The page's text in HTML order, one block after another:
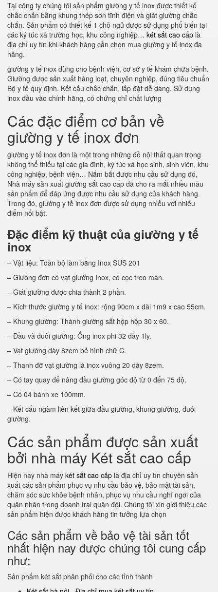
Tại công ty chúng tôi sản phẩm giường y tế inox được thiết kế
chắc chắn bằng khung thép sơn tĩnh điện và giát giường chắc
chắn. Sản phẩm có thiết kế 1 chỗ ngủ được sử dụng phổ biến tại
các ký túc xá trường học, khu công nghiệp… két sắt cao cấp là
địa chỉ uy tín khi khách hàng cần chọn mua giường y tế inox đa
năng.
giường y tế inox dùng cho bệnh viện, cơ sở y tế khám chữa bệnh.
Giường được sản xuất hàng loạt, chuyên nghiệp, đúng tiêu chuẩn
Bộ y tế quy định. Kết cấu chắc chắn, lắp đặt dễ dàng. Sử dụng
inox đầu vào chính hãng, có chứng chỉ chất lượng
Các đặc điểm cơ bản về
giường y tế inox đơn
giường y tế inox đơn là một trong những đồ nội thất quan trọng
không thể thiếu tại các gia đình, ký túc xá học sinh, sinh viên, khu
công nghiệp, bệnh viện… Nắm bắt được nhu cầu sử dụng đó,
Nhà máy sản xuất giường sắt cao cấp đã cho ra mắt nhiều mẫu
sản phẩm để đáp ứng được nhu cầu sử dụng của khách hàng.
Trong đó, giường y tế inox đơn được sử dụng nhiều với nhiều
điểm nổi bật.
Đặc điểm kỹ thuật của giường y tế
inox
– Vật liệu: Toàn bộ làm bằng Inox SUS 201
– Giường đơn có vạt giường Inox, có cọc treo màn.
– Giát giường được chia thành 2 phần.
– Kích thước giường y tế inox: rộng 90cm x dài 1m9 x cao 55cm.
– Khung giường: Thành giường sắt hộp hộp 30 x 60.
– Đầu và đuôi giường: Ống inox phi 32 dày 1ly.
– Vạt giường dày 8zem bẻ hình chữ C.
– Thanh đỡ vạt giường là inox vuông 20 dày 8zem.
– Có tay quay để nâng đầu giường góc độ từ 0 đến 75 độ.
– Có 04 bánh xe 100mm.
– Kết cấu ngàm liên kết giữa đầu giường, khung giường, đuôi
giường.
Các sản phẩm được sản xuất
bởi nhà máy Két sắt cao cấp
Hiện nay nhà máy két sắt cao cấp là địa chỉ uy tín chuyên sản
xuất các sản phẩm phục vụ nhu cầu bảo vệ, bảo mật tài sản,
chăm sóc sức khỏe bệnh nhân, phục vụ nhu cầu nghỉ ngơi của
quân nhân trong doanh trại quân đội. Chúng tôi xin giới thiệu các
sản phẩm hiện được khách hàng tin tưởng lựa chọn
Các sản phẩm về bảo vệ tài sản tốt
nhất hiện nay được chúng tôi cung cấp
như:
Sản phẩm két sắt phân phối cho các tỉnh thành